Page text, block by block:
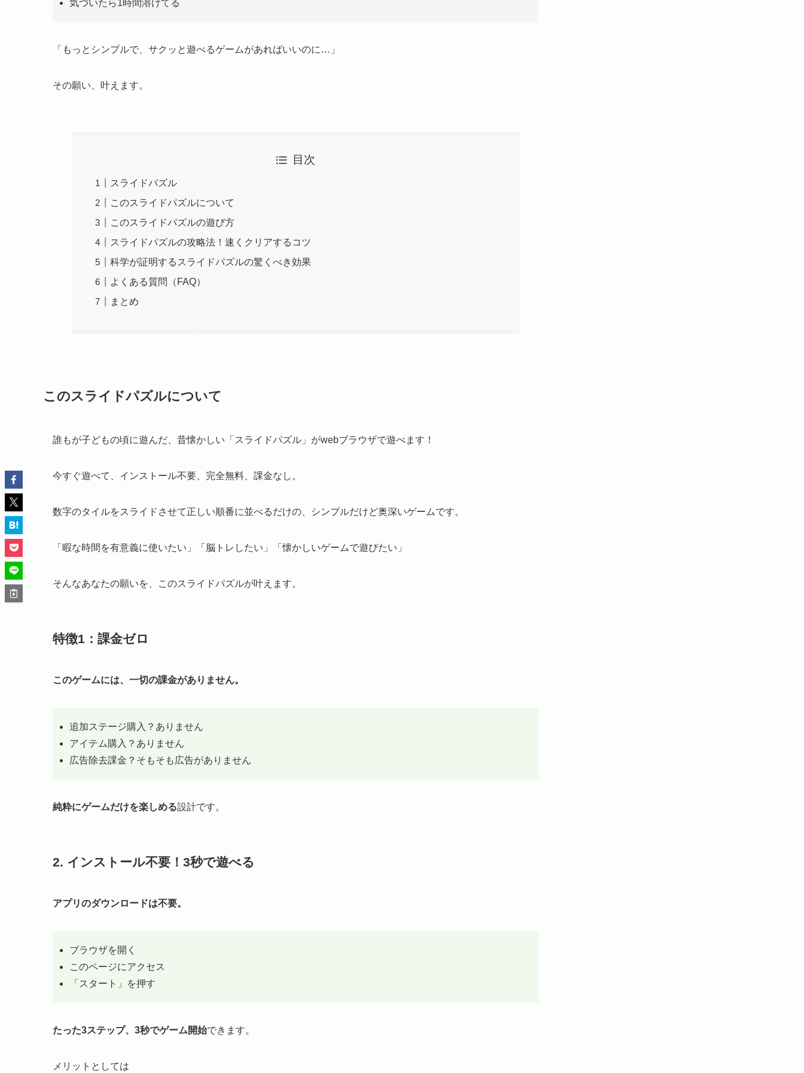
気づいたら1時間溶けてる
「もっとシンプルで、サクッと遊べるゲームがあればいいのに…」
その願い、叶えます。
目次
スライドパズル
このスライドパズルについて
このスライドパズルの遊び方
スライドパズルの攻略法！速くクリアするコツ
科学が証明するスライドパズルの驚くべき効果
よくある質問（FAQ）
まとめ
このスライドパズルについて
誰もが子どもの頃に遊んだ、昔懐かしい「スライドパズル」がwebブラウザで遊べます！
今すぐ遊べて、インストール不要、完全無料、課金なし。
数字のタイルをスライドさせて正しい順番に並べるだけの、シンプルだけど奥深いゲームです。
「暇な時間を有意義に使いたい」「脳トレしたい」「懐かしいゲームで遊びたい」
そんなあなたの願いを、このスライドパズルが叶えます。
特徴1：課金ゼロ
このゲームには、一切の課金がありません。
追加ステージ購入？ありません
アイテム購入？ありません
広告除去課金？そもそも広告がありません
純粋にゲームだけを楽しめる設計です。
2. インストール不要！3秒で遊べる
アプリのダウンロードは不要。
ブラウザを開く
このページにアクセス
「スタート」を押す
たった3ステップ、3秒でゲーム開始できます。
メリットとしては